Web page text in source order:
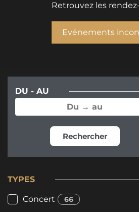
Retrouvez les
Evénements
DU - AU
Rechercher
TYPES
Concert 66